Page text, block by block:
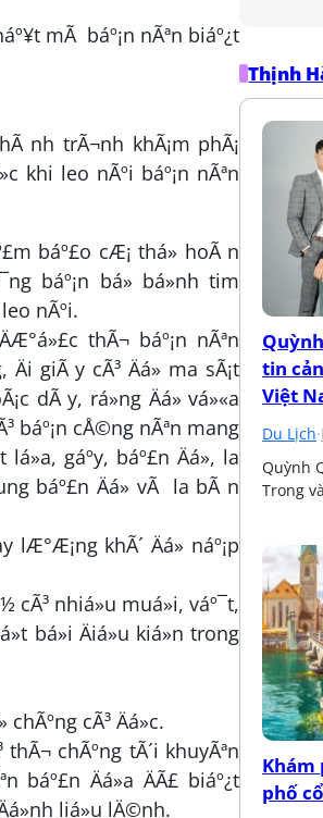
hÃ nh trÃ¬nh khÃ¡m phÃ¡
khi leo nÃºi báº¡n nÃªn
báº£o cÆ¡ thá» hoÃ n
báº¡n bá» bá»nh tim
nÃºi.
thÃ¬ báº¡n nÃªn
giÃ y cÃ³ Äá» ma sÃ¡t
dÃ y, rá»ng Äá» vá»«a
báº¡n cÅ©ng nÃªn mang
gáº­y, báº£n Äá», la
báº£n Äá» vÃ la bÃ n
khÃ´ Äá» náº¡p
nhiá»u muá»i, váº¯t,
bá»i Äiá»u kiá»n trong
cÃ³ Äá»c.
chÃºng tÃ´i khuyÃªn
Äá»a ÄÃ£ biáº¿t
liá»u lÄ©nh.
Thịnh
tin
Việt
Du Lịch·
Quỳnh
Trong
Khám
phố